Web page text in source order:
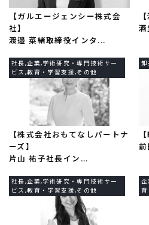
【ガルエージェンシー株式会
社】
渡邉 菜緒取締役インタ...
酒
社長,企業,学術研究・専門技術サー
ビス,教育・学習支援,その他
【株式会社おもてなしパートナ
ーズ】
片山 祐子社長イン...
卸
前
社長,企業,学術研究・専門技術サー
ビス,教育・学習支援,その他
育